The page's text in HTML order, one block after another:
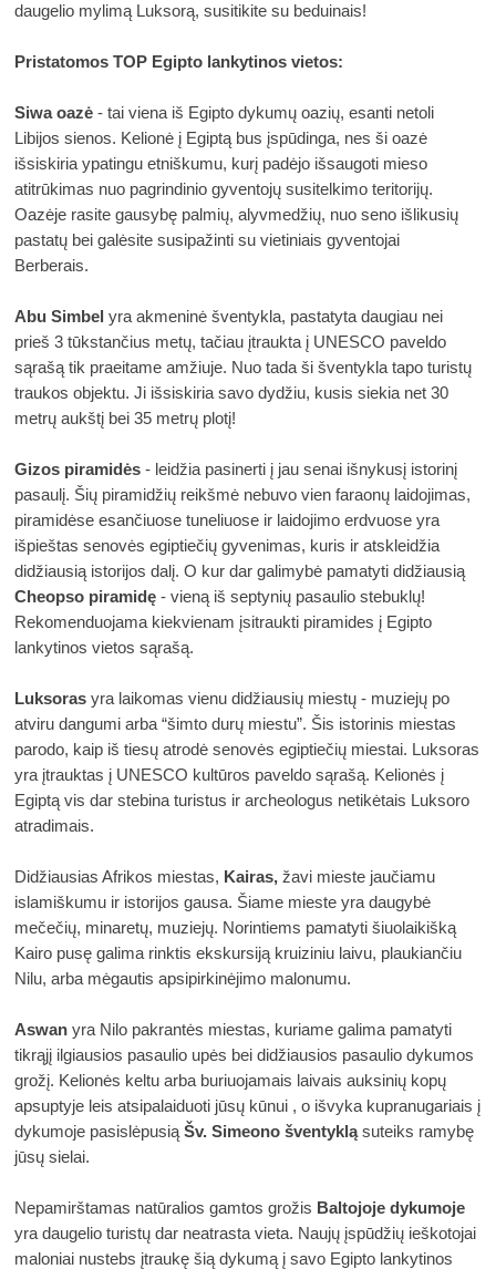
daugelio mylimą Luksorą, susitikite su beduinais!
Pristatomos TOP Egipto lankytinos vietos:
Siwa oazė - tai viena iš Egipto dykumų oazių, esanti netoli
Libijos sienos. Kelionė į Egiptą bus įspūdinga, nes ši oazė
išsiskiria ypatingu etniškumu, kurį padėjo išsaugoti mieso
atitrūkimas nuo pagrindinio gyventojų susitelkimo teritorijų.
Oazėje rasite gausybę palmių, alyvmedžių, nuo seno išlikusių
pastatų bei galėsite susipažinti su vietiniais gyventojai
Berberais.
Abu Simbel yra akmeninė šventykla, pastatyta daugiau nei
prieš 3 tūkstančius metų, tačiau įtraukta į UNESCO paveldo
sąrašą tik praeitame amžiuje. Nuo tada ši šventykla tapo turistų
traukos objektu. Ji išsiskiria savo dydžiu, kusis siekia net 30
metrų aukštį bei 35 metrų plotį!
Gizos piramidės - leidžia pasinerti į jau senai išnykusį istorinį
pasaulį. Šių piramidžių reikšmė nebuvo vien faraonų laidojimas,
piramidėse esančiuose tuneliuose ir laidojimo erdvuose yra
išpieštas senovės egiptiečių gyvenimas, kuris ir atskleidžia
Cheopso piramidę - vieną iš septynių pasaulio stebuklų!
Rekomenduojama kiekvienam įsitraukti piramides į Egipto
lankytinos vietos sąrašą.
Luksoras yra laikomas vienu didžiausių miestų - muziejų po
atviru dangumi arba “šimto durų miestu”. Šis istorinis miestas
parodo, kaip iš tiesų atrodė senovės egiptiečių miestai. Luksoras
yra įtrauktas į UNESCO kultūros paveldo sąrašą. Kelionės į
Egiptą vis dar stebina turistus ir archeologus netikėtais Luksoro
atradimais.
Didžiausias Afrikos miestas, Kairas, žavi mieste jaučiamu
islamiškumu ir istorijos gausa. Šiame mieste yra daugybė
mečečių, minaretų, muziejų. Norintiems pamatyti šiuolaikišką
Kairo pusę galima rinktis ekskursiją kruiziniu laivu, plaukiančiu
Nilu, arba mėgautis apsipirkinėjimo malonumu.
Aswan yra Nilo pakrantės miestas, kuriame galima pamatyti
tikrąjį ilgiausios pasaulio upės bei didžiausios pasaulio dykumos
grožį. Kelionės keltu arba buriuojamais laivais auksinių kopų
apsuptyje leis atsipalaiduoti jūsų kūnui , o išvyka kupranugariais į
dykumoje pasislėpusią Šv. Simeono šventyklą suteiks ramybę
jūsų sielai.
Nepamirštamas natūralios gamtos grožis Baltojoje dykumoje
yra daugelio turistų dar neatrasta vieta. Naujų įspūdžių ieškotojai
maloniai nustebs įtraukę šią dykumą į savo Egipto lankytinos